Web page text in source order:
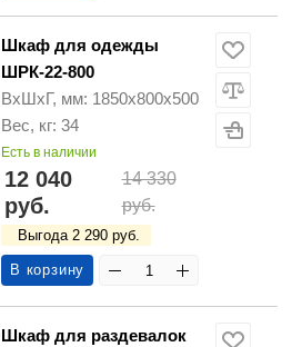
Шкаф для одежды
ШРК-22-800
ВхШхГ, мм: 1850х800х500
Вес, кг: 34
Есть в наличии
12 040
руб.
14 330
руб.
Выгода 2 290 руб.
В корзину
Шкаф для раздевалок